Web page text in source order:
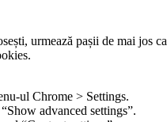
urmează pașii de mai jos ca
ul Chrome > Settings.
advanced settings”.